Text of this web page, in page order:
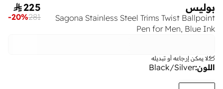
بوليس
Sagona Stainless Steel Trims Twist Ballpoint
Pen for Men, Blue Ink
225
281
-20%
لا يمكن إرجاعه أو تبديله
اللون:
Black/Silver